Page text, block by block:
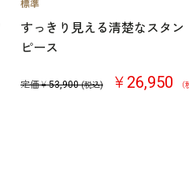
すっきり見える清楚なスタン
ピース
定価￥53,900 (税込) ￥26,950 （